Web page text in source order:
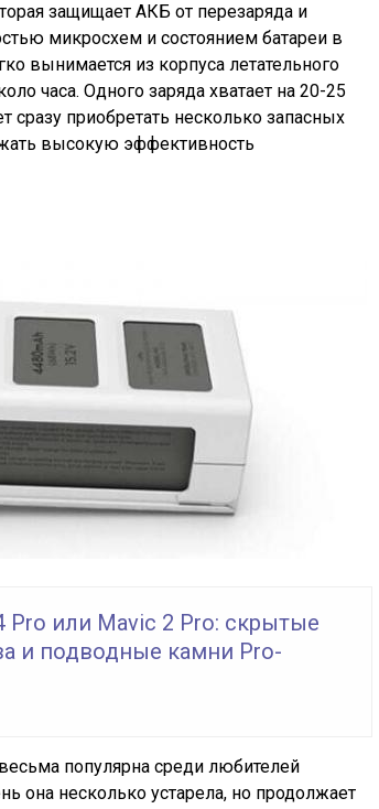
защищает АКБ от перезаряда и
микросхем и состоянием батареи в
вынимается из корпуса летательного
часа. Одного заряда хватает на 20-25
сразу приобретать несколько запасных
высокую эффективность
Pro или Mavic 2 Pro: скрытые
и подводные камни Pro-
популярна среди любителей
она несколько устарела, но продолжает